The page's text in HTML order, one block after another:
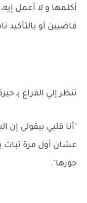
أكلمها و لا أعمل
فاضيين أو بالتأكيد
تنظر إلي الفراغ بـ
"أنا قلبي بيقولي
عشان أول مرة
جوزها".